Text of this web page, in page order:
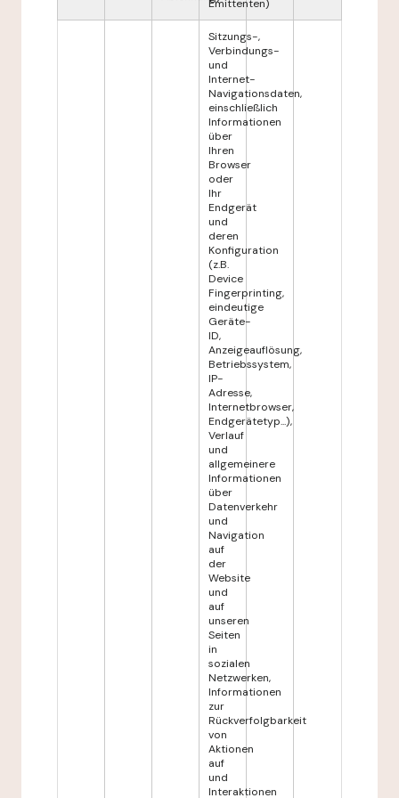
Emittenten)
Sitzungs-,
Verbindungs-
und
Internet-
Navigationsdaten,
einschließlich
Informationen
über
Ihren
Browser
oder
Ihr
Endgerät
und
deren
Konfiguration
(z.B.
Device
Fingerprinting,
eindeutige
Geräte-
ID,
Anzeigeauflösung,
Betriebssystem,
IP-
Adresse,
Internetbrowser,
Endgerätetyp...),
Verlauf
und
allgemeinere
Informationen
über
Datenverkehr
und
Navigation
auf
der
Website
und
auf
unseren
Seiten
in
sozialen
Netzwerken,
Informationen
zur
Rückverfolgbarkeit
von
Aktionen
auf
und
Interaktionen